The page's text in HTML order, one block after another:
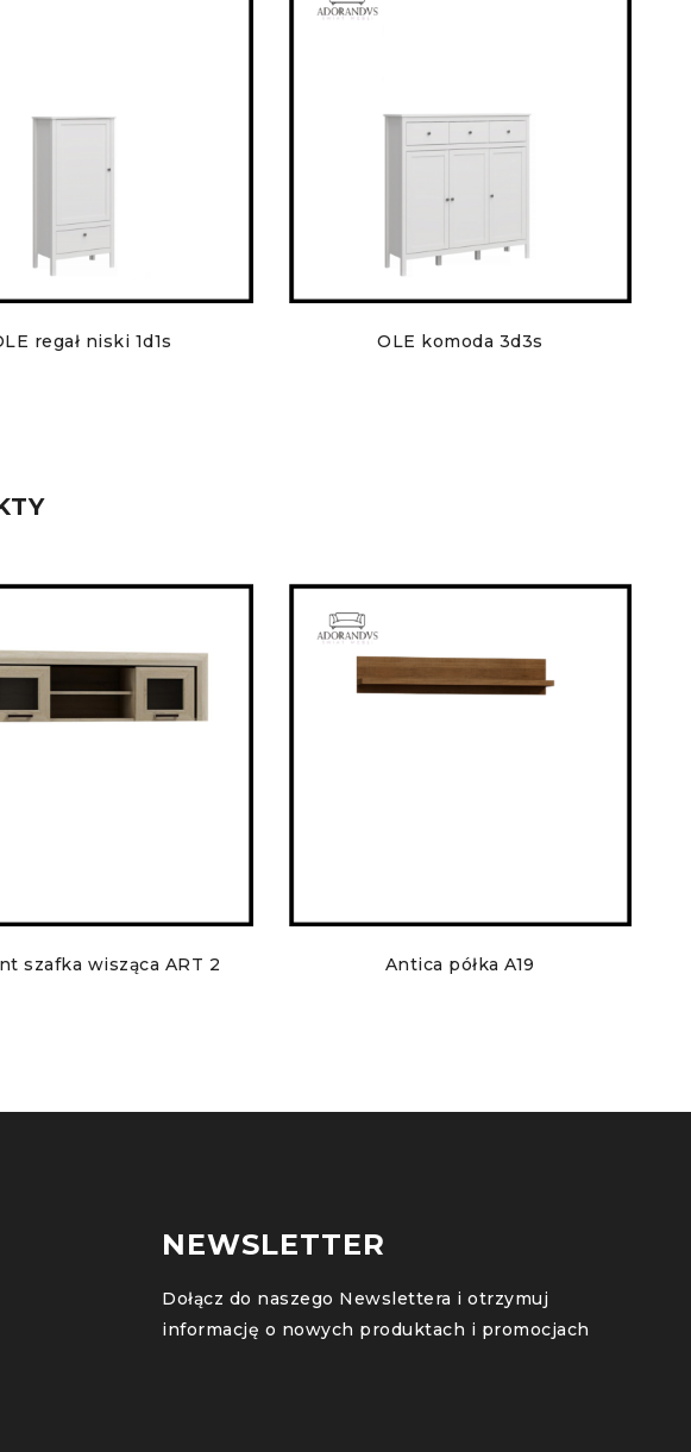
regał niski 1d1s OLE komoda 3d3s
szafka wisząca ART 2 Antica półka A19
NEWSLETTER
Dołącz do naszego Newslettera i otrzymuj
informację o nowych produktach i promocjach